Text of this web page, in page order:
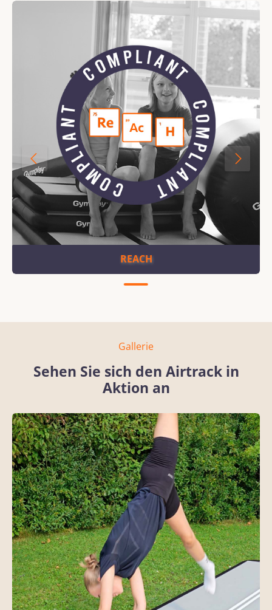
Bildergalerie überspringen
REACH
REACH
Gallerie
Sehen Sie sich den Airtrack in
Aktion an